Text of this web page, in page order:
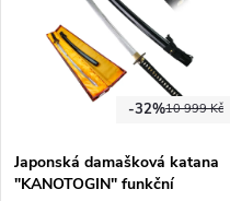
10 999 Kč
-32%
Japonská damašková katana
"KANOTOGIN" funkční